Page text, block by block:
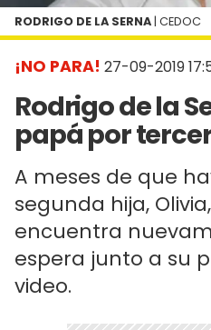
¡NO PARA! 27-09-2019
Rodrigo de la
papá por
A meses de que
segunda hija,
encuentra
espera junto a su
video.
RODRIGO DE LA SERNA | CEDOC